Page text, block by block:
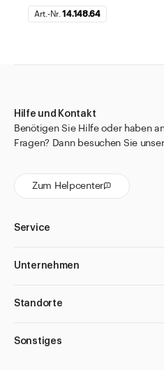
Art.-Nr.14.148.64
Hilfe und Kontakt
Benötigen Sie Hilfe oder haben
Fragen? Dann besuchen Sie
Zum Helpcenter
Service
Unternehmen
Standorte
Sonstiges